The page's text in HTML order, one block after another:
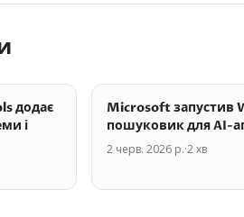
додає
і
Microsoft запустив
пошуковик для AI-
2 черв. 2026 р.·2хв